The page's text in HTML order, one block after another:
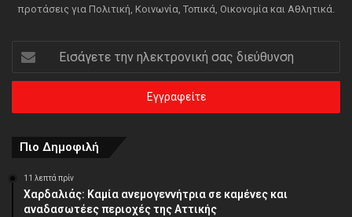
προτάσεις για Πολιτική, Κοινωνία, Τοπικά, Οικονομία και Αθλητικά.
Εισάγετε
την
ηλεκτρονική
διεύθυνση
Πιο Δημοφιλή
11 λεπτά πρίν
Χαρδαλιάς: Καμία ανεμογεννήτρια σε καμένες και
αναδασωτέες περιοχές της Αττικής